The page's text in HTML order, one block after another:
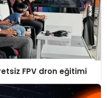
FPV dron eğitimi